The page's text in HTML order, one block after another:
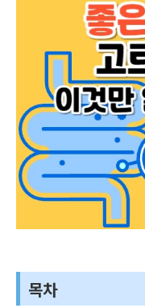
목차